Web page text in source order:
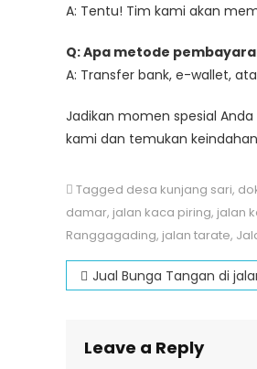
A: Tentu! Tim kami akan
Q: Apa metode
A: Transfer bank, e-wallet,
Jadikan momen spesial
kami dan temukan
Tagged desa kunjang sari,
damar, jalan kaca piring, jalan
Ranggagading, jalan tarate,
Post
Jual Bunga Tangan di
Leave a Reply